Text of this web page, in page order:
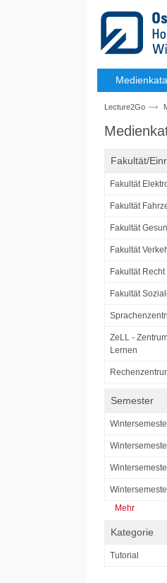
Lecture2Go
Fakultät/
Fakultät
Fakultät
Fakultät
Fakultät
Fakultät Recht
Fakultät
ZeLL -
Lernen
Semester
Mehr
Kategorie
Tutorial